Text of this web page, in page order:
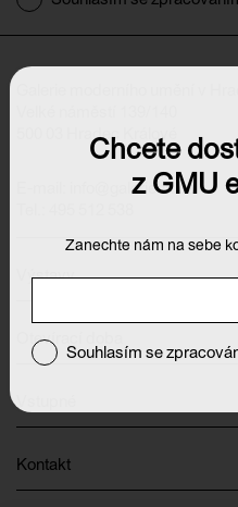
500 03 Hradec Králové
info@galeriehk.cz
Výstavy
Otevírací doba
Kontakt
Chcete
z GMU
Zanechte nám na sebe
Souhlasím se